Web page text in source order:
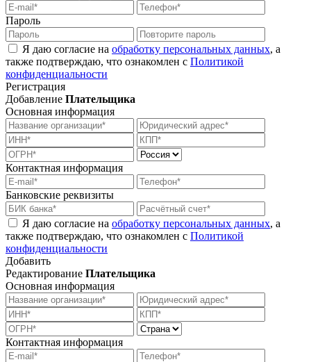
Пароль
Я даю согласие на обработку персональных данных, а
также подтверждаю, что ознакомлен с Политикой
конфиденциальности
Регистрация
Добавление Плательщика
Основная информация
Контактная информация
Банковские реквизиты
Я даю согласие на обработку персональных данных, а
также подтверждаю, что ознакомлен с Политикой
конфиденциальности
Добавить
Редактирование Плательщика
Основная информация
Контактная информация